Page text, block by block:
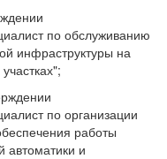
по обслуживанию
инфраструктуры на
по организации
работы
автоматики и